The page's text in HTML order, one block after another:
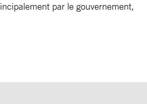
par le gouvernement,